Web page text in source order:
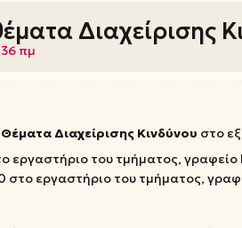
Διαχείρισης
πμ
Θέματα Διαχείρισης Κινδύνου στο
εργαστήριο του τμήματος, γραφείο
στο εργαστήριο του τμήματος,